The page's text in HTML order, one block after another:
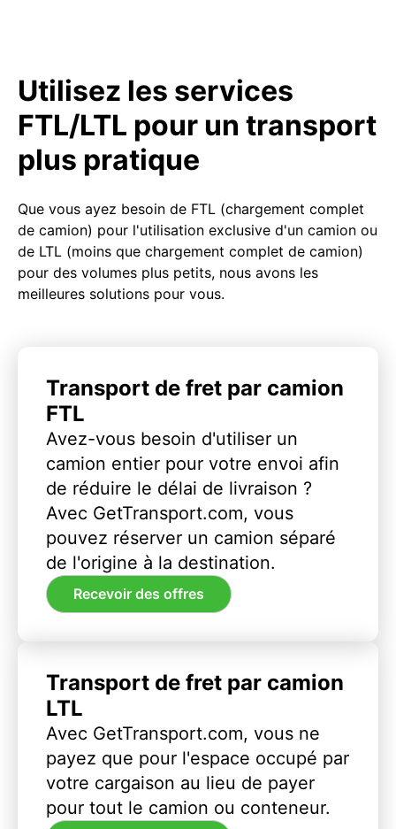
Utilisez les services
FTL/LTL pour un transport
plus pratique
Que vous ayez besoin de FTL (chargement complet
de camion) pour l'utilisation exclusive d'un camion ou
de LTL (moins que chargement complet de camion)
pour des volumes plus petits, nous avons les
meilleures solutions pour vous.
Transport de fret par camion
FTL
Avez-vous besoin d'utiliser un
camion entier pour votre envoi afin
de réduire le délai de livraison ?
Avec GetTransport.com, vous
pouvez réserver un camion séparé
de l'origine à la destination.
Recevoir des offres
Transport de fret par camion
LTL
Avec GetTransport.com, vous ne
payez que pour l'espace occupé par
votre cargaison au lieu de payer
pour tout le camion ou conteneur.